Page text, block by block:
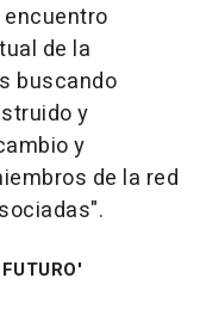
de la
buscando
y
y
de la red